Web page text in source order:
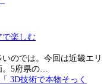
で楽しむ
のでは。今回は近畿エリ
5府県の…